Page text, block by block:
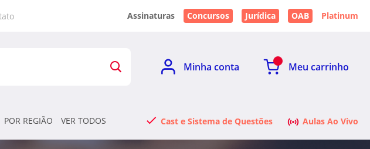
Assinaturas Concursos Jurídica OAB Platinum
Minha conta Meu carrinho
POR REGIÃO VER TODOS Cast e Sistema de Questões Aulas Ao Vivo